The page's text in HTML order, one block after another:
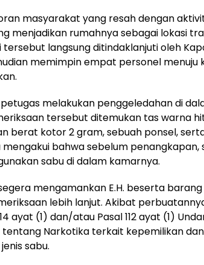
masyarakat yang resah dengan
menjadikan rumahnya sebagai lokasi
langsung ditindaklanjuti oleh
memimpin empat personel menuju
melakukan penggeledahan di
tersebut ditemukan tas warna
berat kotor 2 gram, sebuah ponsel,
mengakui bahwa sebelum penangkapan,
sabu di dalam kamarnya.
mengamankan E.H. beserta
lebih lanjut. Akibat
ayat (1) dan/atau Pasal 112 ayat (1)
tentang Narkotika terkait kepemilikan dan
sabu.